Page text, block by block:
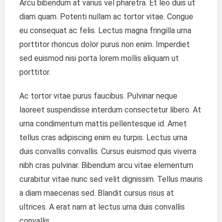
Arcu bibendum at varius vel pharetra. Et leo duis ut
diam quam. Potenti nullam ac tortor vitae. Congue
eu consequat ac felis. Lectus magna fringilla urna
porttitor rhoncus dolor purus non enim. Imperdiet
sed euismod nisi porta lorem mollis aliquam ut
porttitor.
Ac tortor vitae purus faucibus. Pulvinar neque
laoreet suspendisse interdum consectetur libero. At
urna condimentum mattis pellentesque id. Amet
tellus cras adipiscing enim eu turpis. Lectus urna
duis convallis convallis. Cursus euismod quis viverra
nibh cras pulvinar. Bibendum arcu vitae elementum
curabitur vitae nunc sed velit dignissim. Tellus mauris
a diam maecenas sed. Blandit cursus risus at
ultrices. A erat nam at lectus urna duis convallis